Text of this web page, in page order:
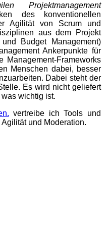
Projektmanagement
des konventionellen
Agilität von Scrum und
aus dem Projekt
Budget Management)
Ankerpunkte für
Management-Frameworks
Menschen dabei, besser
Dabei steht der
Es wird nicht geliefert
wichtig ist.
vertreibe ich Tools und
und Moderation.